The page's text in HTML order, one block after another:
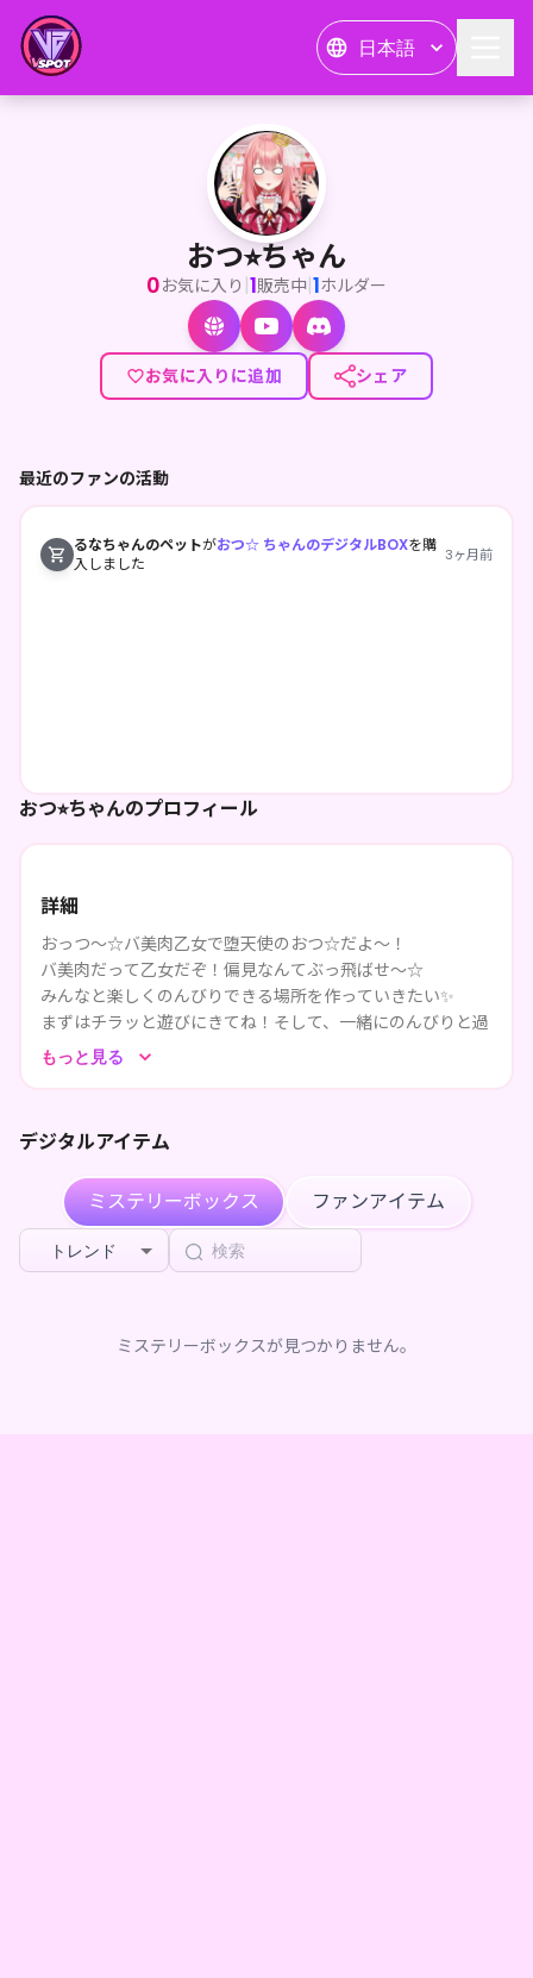
日本語
おつ⭐︎ちゃん
<p>おっつ～☆バ美肉乙女で堕天使のおつ☆だよ～！</p><p>
おつ⭐︎ちゃん
0お気に入り |1販売中|1ホルダー
お気に入りに追加 シェア
おつ⭐︎ちゃんのプロフィール
詳細
おっつ～☆バ美肉乙女で堕天使のおつ☆だよ～！
バ美肉だって乙女だぞ！偏見なんてぶっ飛ばせ～☆
みんなと楽しくのんびりできる場所を作っていきたい✨
まずはチラッと遊びにきてね！そして、一緒にのんびりと過
ごしちゃお！
もっと見る
デジタルアイテム
ミステリーボックス ファンアイテム
トレンド
ミステリーボックスが見つかりません。
最近のファンの活動
るなちゃんのペットがおつ☆ ちゃんのデジタルBOXを購
入しました
3ヶ月前